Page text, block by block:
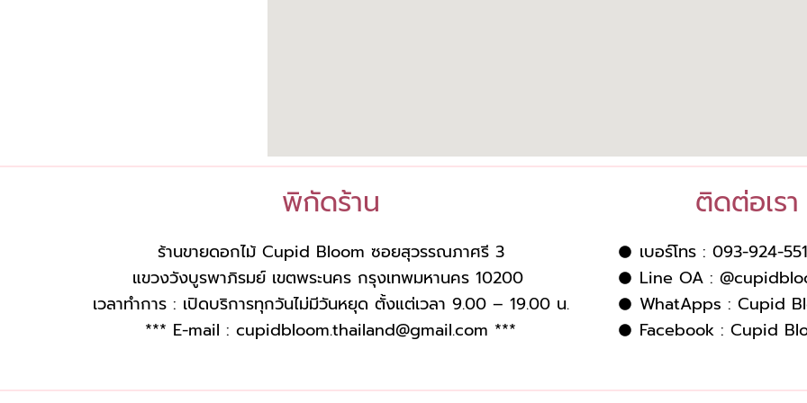
พิกัดร้าน
ร้านขายดอกไม้ Cupid Bloom ซอยสุวรรณภาศรี 3
แขวงวังบูรพาภิรมย์ เขตพระนคร กรุงเทพมหานคร 10200
เวลาทำการ : เปิดบริการทุกวันไม่มีวันหยุด ตั้งแต่เวลา 9.00 – 19.00 น.
*** E-mail :cupidbloom.thailand@gmail.com ***
ติดต่อเรา
เบอร์โทร : 093-924-
Line OA :
WhatApps : Cupid
Facebook : Cupid